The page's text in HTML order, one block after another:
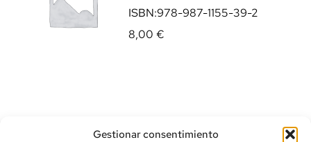
Gestionar consentimiento
ISBN:978-987-1155-39-2
8,00 €